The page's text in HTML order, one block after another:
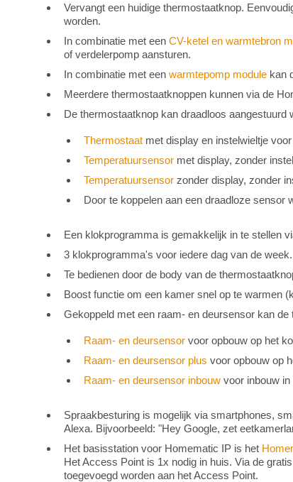
Vervangt een huidige thermostaatknop.
worden.
In combinatie met een CV-ketel en warmtebron
of verdelerpomp aansturen.
In combinatie met een warmtepomp module kan
Meerdere thermostaatknoppen kunnen via de
De thermostaatknop kan draadloos aangestuurd
Thermostaat met display en instelwieltje
Temperatuursensor met display, zonder
Temperatuursensor zonder display, zonder
Door te koppelen aan een draadloze sensor
Een klokprogramma is gemakkelijk in te stellen
3 klokprogramma's voor iedere dag van de
Te bedienen door de body van de
Boost functie om een kamer snel op te warmen
Gekoppeld met een raam- en deursensor kan
Raam- en deursensor voor opbouw op het
Raam- en deursensor plus voor opbouw op
Raam- en deursensor inbouw voor inbouw
Spraakbesturing is mogelijk via smartphones,
Alexa. Bijvoorbeeld: "Hey Google, zet
Het basisstation voor Homematic IP is het
Het Access Point is 1x nodig in huis. Via de
toegevoegd worden aan het Access Point.